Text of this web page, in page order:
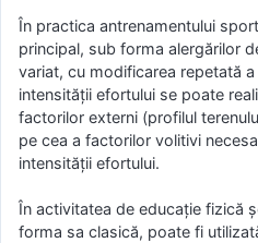
În practica antrenamentului
principal, sub forma alergărilor
variat, cu modificarea repetată
intensităţii efortului se poate
factorilor externi (profilul
pe cea a factorilor volitivi
intensităţii efortului.
În activitatea de educaţie fizică
forma sa clasică, poate fi